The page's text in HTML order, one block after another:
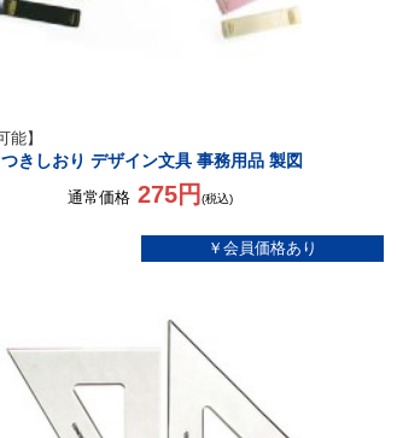
能】
きしおり デザイン文具 事務用品 製図
通常価格 275円(税込)